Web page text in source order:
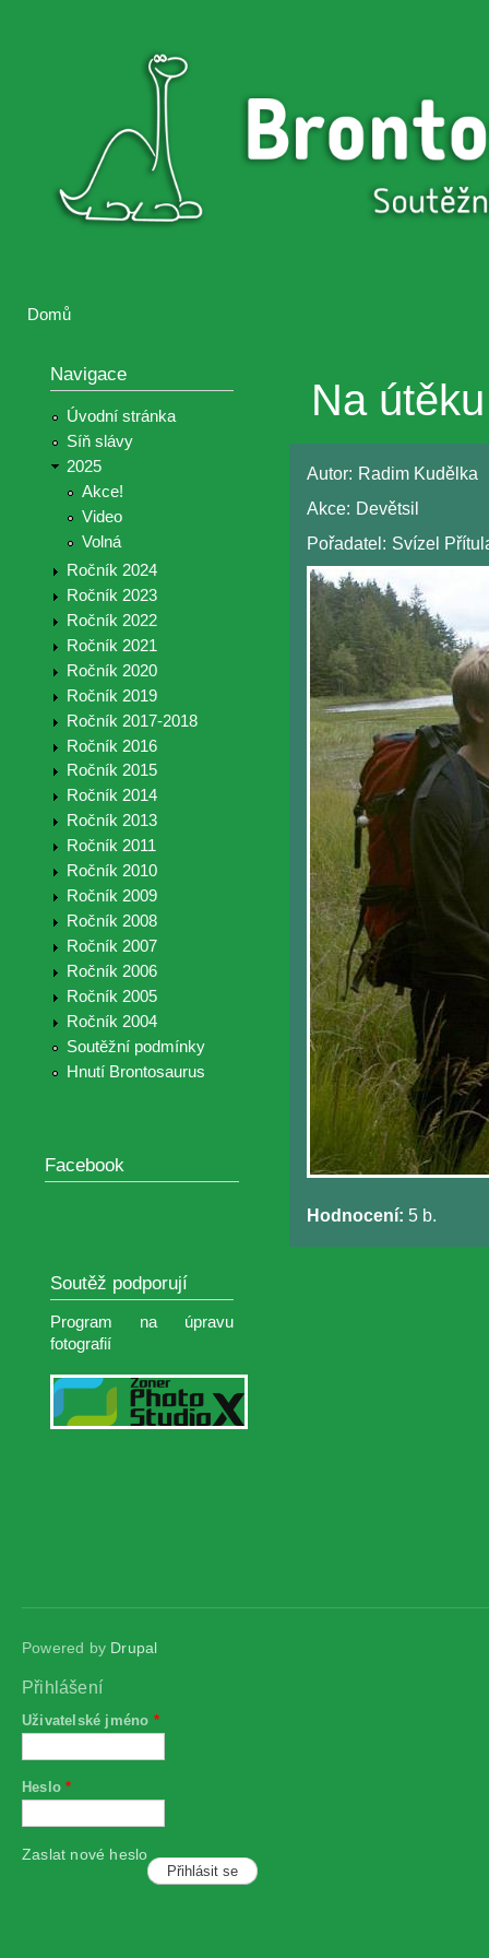
Brontosaurus
Brontosaurus
Domů
Navigace
Úvodní stránka
Síň slávy
2025
Akce!
Video
Volná
Ročník 2024
Ročník 2023
Ročník 2022
Ročník 2021
Ročník 2020
Ročník 2019
Ročník 2017-2018
Ročník 2016
Ročník 2015
Ročník 2014
Ročník 2013
Ročník 2011
Ročník 2010
Ročník 2009
Ročník 2008
Ročník 2007
Ročník 2006
Ročník 2005
Ročník 2004
Soutěžní podmínky
Hnutí Brontosaurus
Facebook
Soutěž podporují
Program na úpravu
fotografií
Na
Autor: Radim Kudělka
Akce: Devětsil
Pořadatel: Svízel
Hodnocení: 5 b.
Powered by Drupal
Přihlášení
Uživatelské jméno *
Heslo*
Zaslat nové heslo